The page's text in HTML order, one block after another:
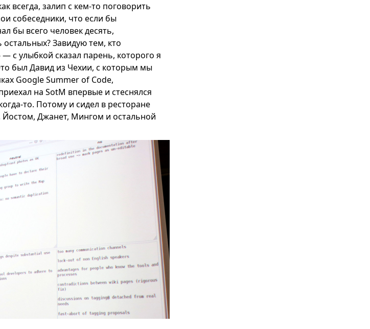
всегда, залип с кем-то поговорить
собеседники, что если бы
бы всего человек десять,
Завидую тем, кто
с улыбкой сказал парень, которого я
был Давид из Чехии, с которым мы
Google Summer of Code,
на SotM впервые и стеснялся
то. Потому и сидел в ресторане
Йостом, Джанет, Мингом и остальной